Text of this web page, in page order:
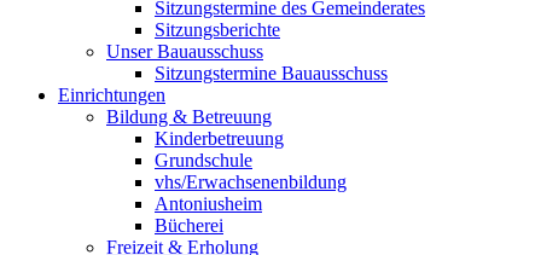
Sitzungstermine des Gemeinderates
Sitzungsberichte
Unser Bauausschuss
Sitzungstermine Bauausschuss
Einrichtungen
Bildung & Betreuung
Kinderbetreuung
Grundschule
vhs/Erwachsenenbildung
Antoniusheim
Bücherei
Freizeit & Erholung